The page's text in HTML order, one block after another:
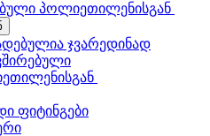
პოლიეთილენისგან
ჯვარედინად
ფიტინგები